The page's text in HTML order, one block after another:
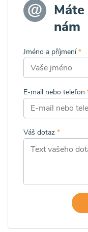
nám
Jméno a příjmení*
E-mail nebo telefon
Váš dotaz *